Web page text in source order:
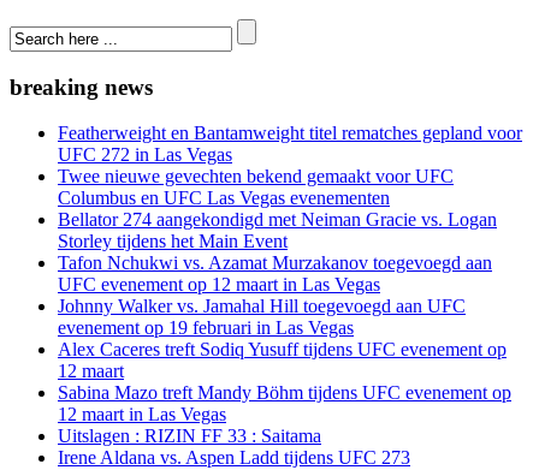
breaking news
Featherweight en Bantamweight titel rematches gepland voor
UFC 272 in Las Vegas
Twee nieuwe gevechten bekend gemaakt voor UFC
Columbus en UFC Las Vegas evenementen
Bellator 274 aangekondigd met Neiman Gracie vs. Logan
Storley tijdens het Main Event
Tafon Nchukwi vs. Azamat Murzakanov toegevoegd aan
UFC evenement op 12 maart in Las Vegas
Johnny Walker vs. Jamahal Hill toegevoegd aan UFC
evenement op 19 februari in Las Vegas
Alex Caceres treft Sodiq Yusuff tijdens UFC evenement op
12 maart
Sabina Mazo treft Mandy Böhm tijdens UFC evenement op
12 maart in Las Vegas
Uitslagen : RIZIN FF 33 : Saitama
Irene Aldana vs. Aspen Ladd tijdens UFC 273